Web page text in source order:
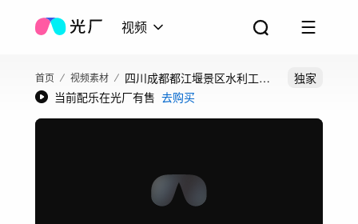
视频
首页 视频素材
四川成都都江堰景区水利工程
航拍延时
独家
当前配乐在光厂有售 去购买